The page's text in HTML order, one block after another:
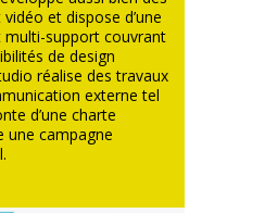
et dispose d’une
support couvrant
de design
réalise des travaux
externe tel
d’une charte
une campagne